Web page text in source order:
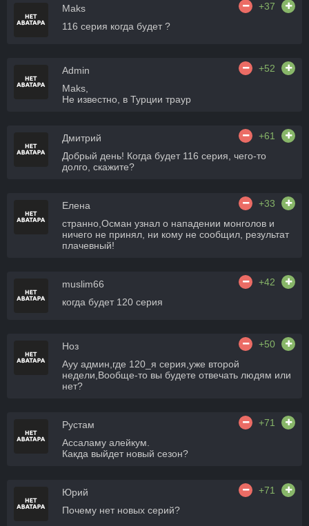
Maks
+37
116 серия когда будет ?
Admin
+52
Maks,
Не известно, в Турции траур
Дмитрий
+61
Добрый день! Когда будет 116 серия, чего-то
долго, скажите?
Елена
+33
странно,Осман узнал о нападении монголов и
ничего не принял, ни кому не сообщил, результат
плачевный!
muslim66
+42
когда будет 120 серия
Ноз
+50
Ауу админ,где 120_я серия,уже второй
недели,Вообще-то вы будете отвечать людям или
нет?
Рустам
+71
Ассаламу алейкум.
Какда выйдет новый сезон?
Юрий
+71
Почему нет новых серий?